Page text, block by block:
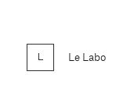
Le Labo